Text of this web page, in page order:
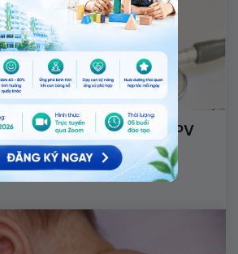
gà có tiêm phòng HPV